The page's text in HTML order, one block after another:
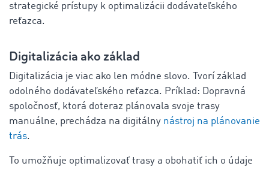
strategické prístupy k optimalizácii dodávateľského
reťazca.
Digitalizácia ako základ
Digitalizácia je viac ako len módne slovo. Tvorí základ
odolného dodávateľského reťazca. Príklad: Dopravná
spoločnosť, ktorá doteraz plánovala svoje trasy
manuálne, prechádza na digitálny nástroj na plánovanie
trás.
To umožňuje optimalizovať trasy a obohatiť ich o údaje